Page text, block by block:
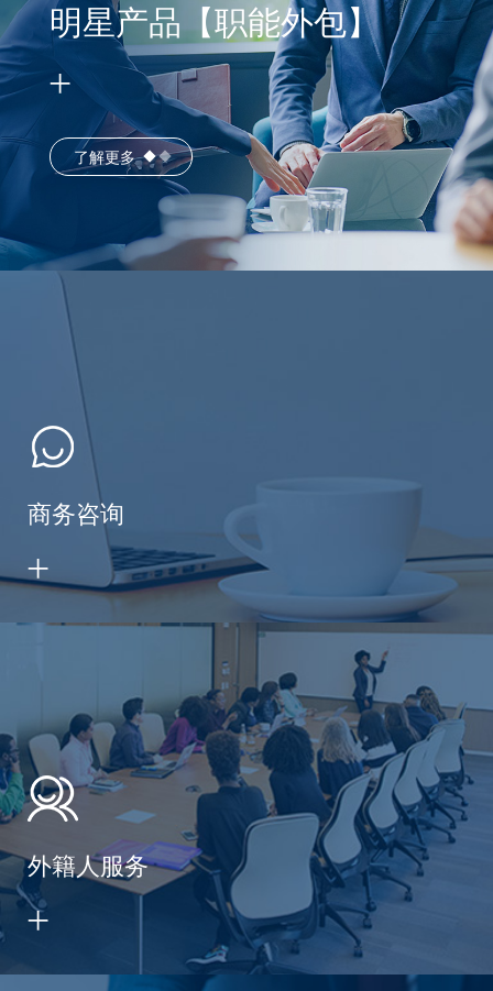
明星产品【职能外包】
了解更多
商务咨询
外籍人服务